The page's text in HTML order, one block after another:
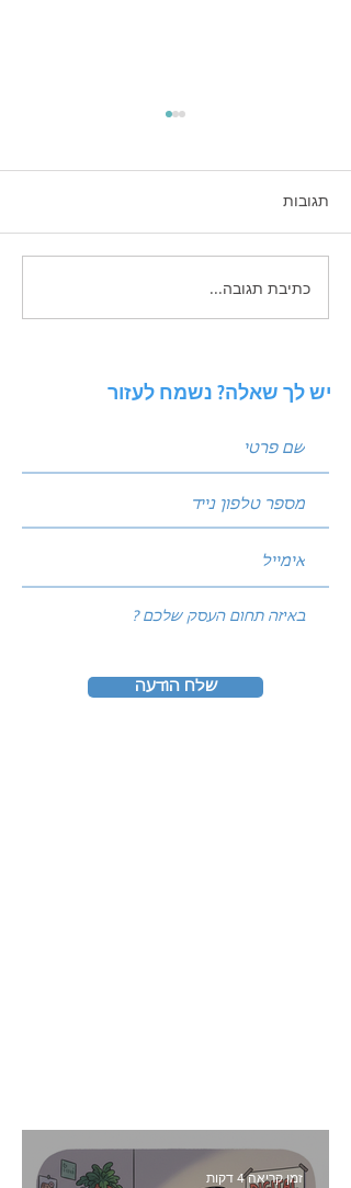
Proposition): הנוסחה שתבדל
תגובות
כתיבת תגובה...
יש לך שאלה? נשמח לעזור
שלח הודעה
זמן קריאה 4 דקות